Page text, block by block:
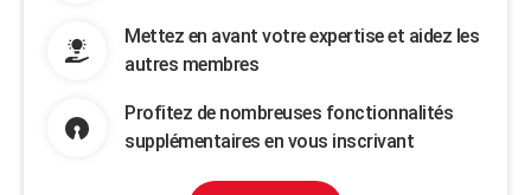
Mettez en avant votre expertise et aidez les
autres membres
Profitez de nombreuses fonctionnalités
supplémentaires en vous inscrivant